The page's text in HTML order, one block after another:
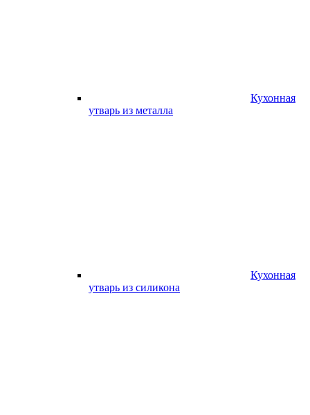
Кухонная
утварь из металла
Кухонная
утварь из силикона